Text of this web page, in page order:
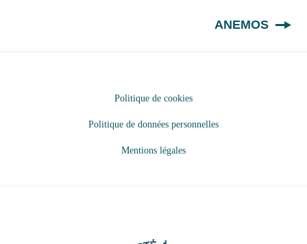
ANEMOS
Politique de cookies
Politique de données personnelles
Mentions légales